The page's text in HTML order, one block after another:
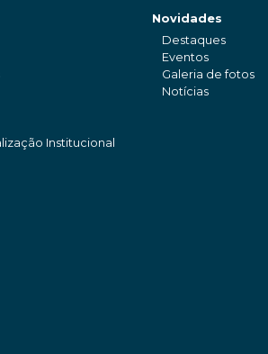
Institucional
Novidades
Destaques
Eventos
Galeria de fotos
Notícias